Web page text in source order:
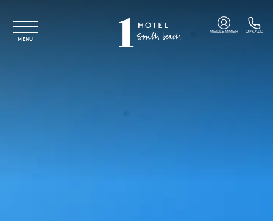
MENU
MEDLEMMER OPKALD